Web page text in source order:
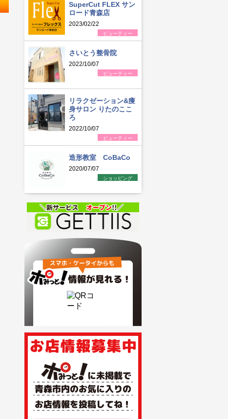
SuperCut FLEX サン
ロード青森店
2023/02/22
ビューティー
さいとう整骨院
2022/10/07
ビューティー
リラクゼーション&痩
身サロン りたのここ
ろ
2022/10/07
ビューティー
造形教室 CoBaCo
2020/07/07
ショッピング